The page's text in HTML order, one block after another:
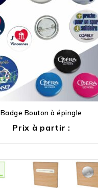
Badge Bouton à épingle
Prix à partir :